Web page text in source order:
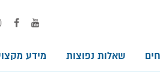
שאלות נפוצות מידע